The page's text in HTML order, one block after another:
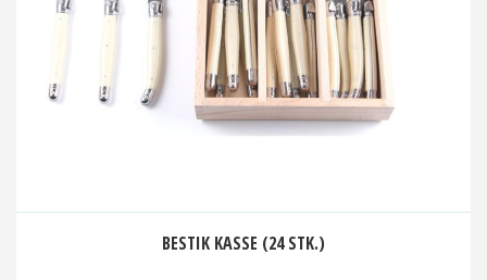
BESTIK KASSE (24 STK.)